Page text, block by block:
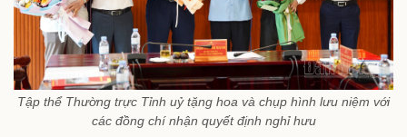
Tập thể Thường trực Tỉnh uỷ tặng hoa và chụp hình lưu niệm với
các đồng chí nhận quyết định nghỉ hưu